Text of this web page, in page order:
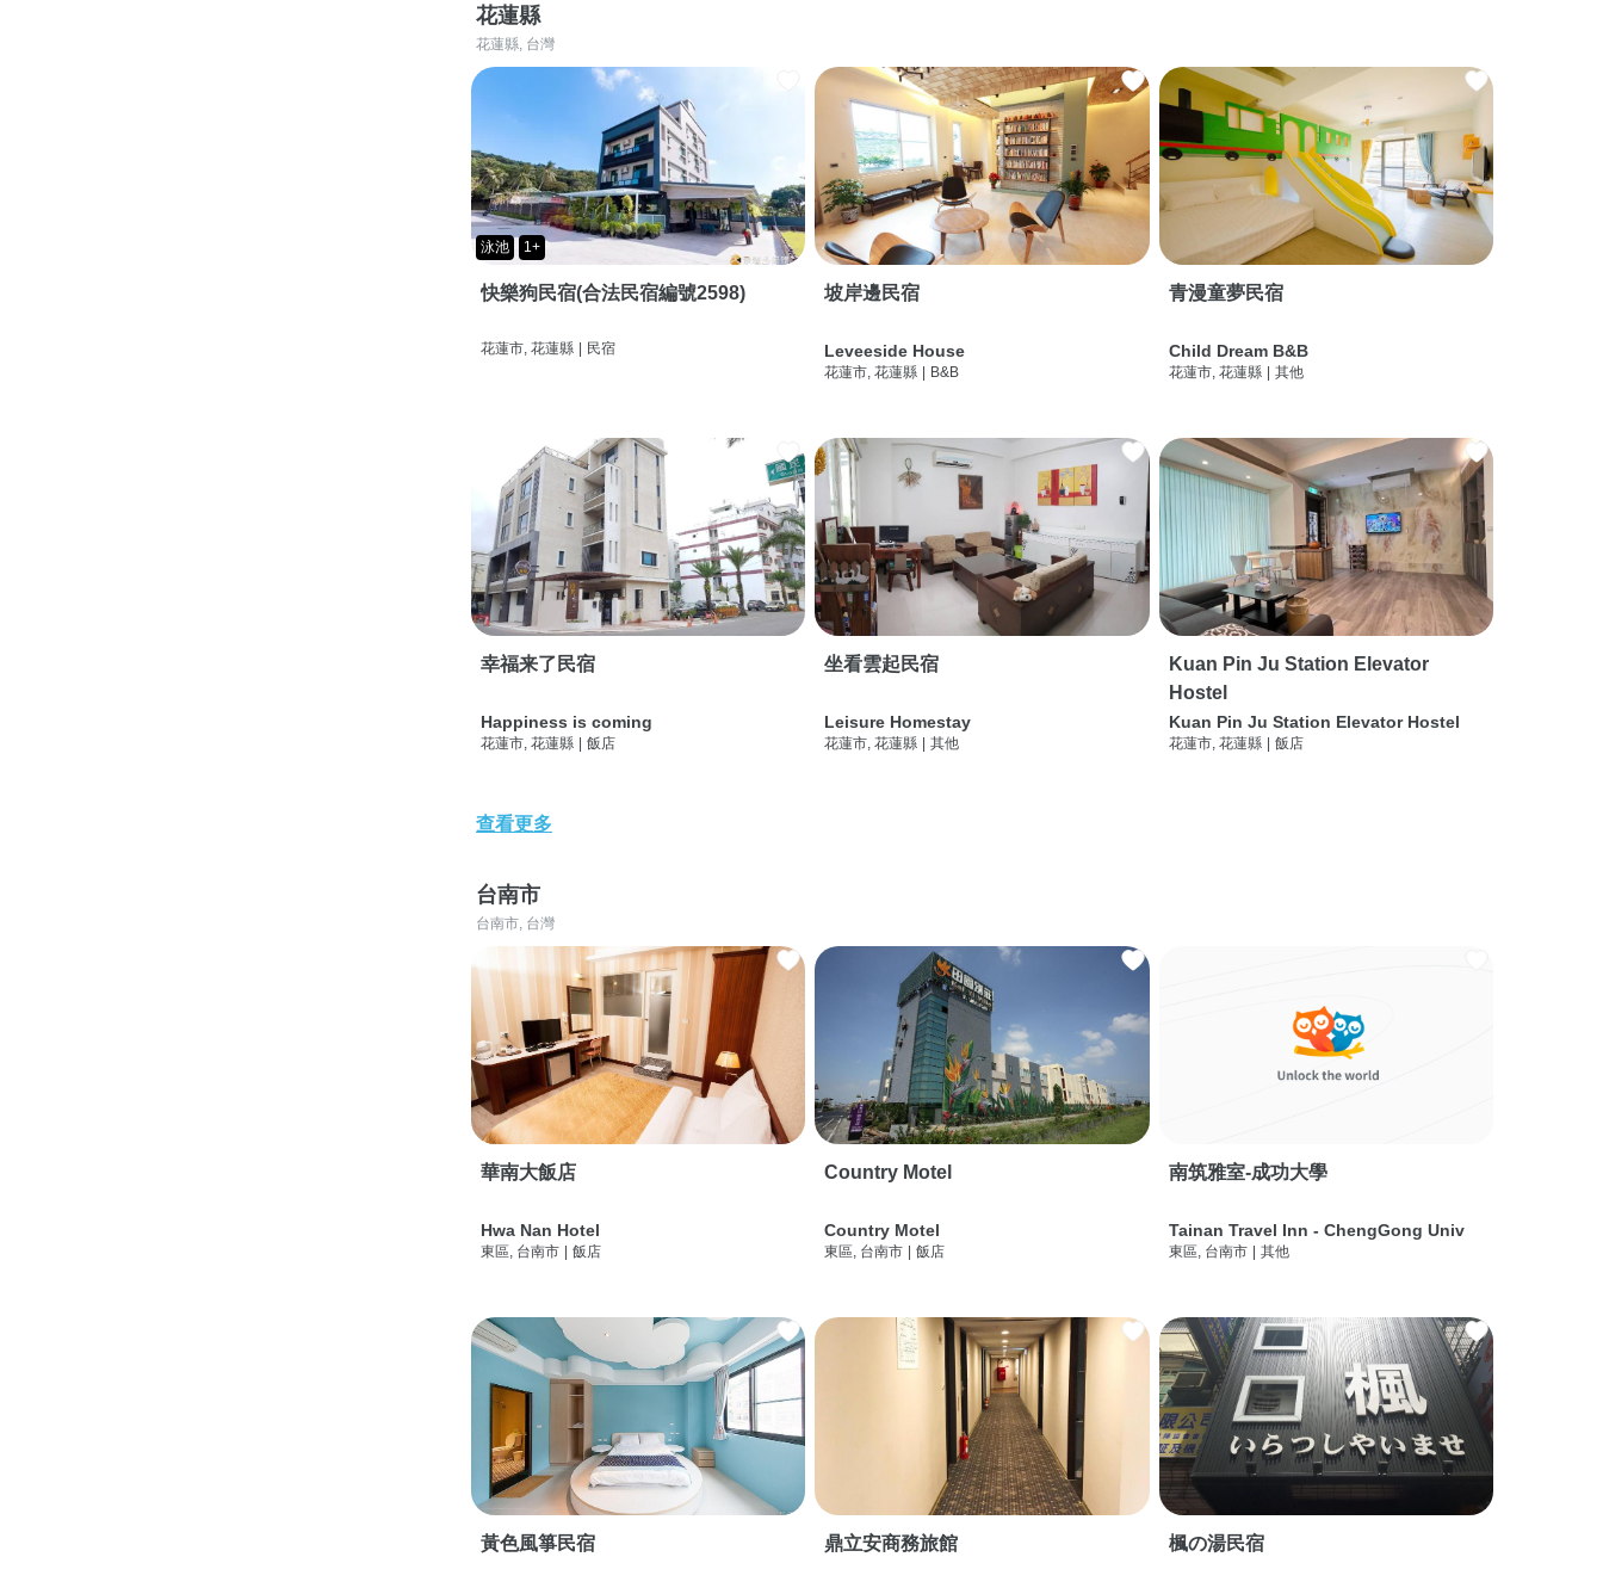
花蓮縣
花蓮縣, 台灣
泳池 1+
快樂狗民宿(合法民宿編號2598)
花蓮市, 花蓮縣 | 民宿
坡岸邊民宿
Leveeside House
花蓮市, 花蓮縣 | B&B
青漫童夢民宿
Child Dream B&B
花蓮市, 花蓮縣 | 其他
幸福来了民宿
Happiness is coming
花蓮市, 花蓮縣 飯店
坐看雲起民宿
Leisure Homestay
花蓮市, 花蓮縣 其他
Kuan Pin Ju Station Elevator
Hostel
Kuan Pin Ju Station Elevator Hostel
花蓮市, 花蓮縣 飯店
查看更多
台南市
台南市, 台灣
華南大飯店
Hwa Nan Hotel
東區, 台南市 飯店
Country Motel
Country Motel
東區, 台南市 飯店
南筑雅室-成功大學
Tainan Travel Inn - ChengGong Univ
東區, 台南市 其他
黃色風箏民宿 鼎立安商務旅館 楓の湯民宿